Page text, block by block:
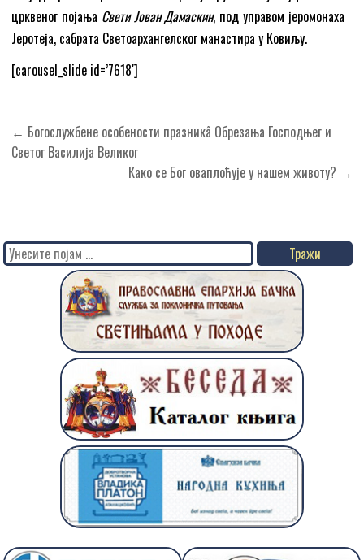
црквеног појања Свети Јован Дамаскин, под управом јеромонаха
Јеротеја, сабрата Светоархангелског манастира у Ковиљу.
[carousel_slide id=’7618′]
Кретање
чланка
← Богослужбене особености празникâ Обрезања Господњег и
Светог Василија Великог
Како се Бог оваплоћује у нашем животу? →
Search
for: